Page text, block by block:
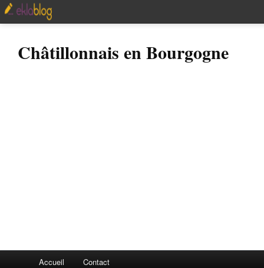
Châtillonnais en Bourgogne
Accueil Contact